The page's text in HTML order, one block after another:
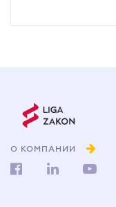
О КОМПАНИИ